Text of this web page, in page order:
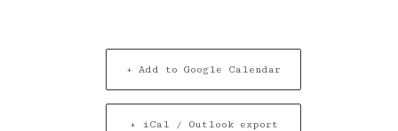
+ Add to Google Calendar
+ iCal / Outlook export